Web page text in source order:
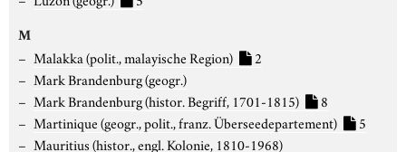
M
Malakka (polit., malayische Region)
2
Mark Brandenburg (geogr.)
Mark Brandenburg (histor. Begriff, 1701-1815)
8
Martinique (geogr., polit., franz. Überseedepartement)
5
Mauritius (histor., engl. Kolonie, 1810-1968)